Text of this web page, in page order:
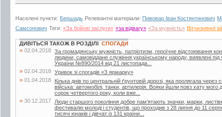
Населені пункти: Бершадь Релевантні матеріали: Пивовар Іван Костянтинович
Самсонович Теги: «За бойові заслуги» «за відвагу» «За мужність» Вітчизняної
ДИВІТЬСЯ ТАКОЖ В РОЗДІЛІ СПОГАДИ
» 02.04.2018 За громадянську мужність, патріотизм, героїчне відстоювання
людини, самовіддане служіння українському народу, виявлені
України №890/2014 від 21 листопада...
» 02.04.2018 Уривок зі спогадів «З ярмарку»
» 01.04.2018
Кілька днів по центральній ґрунтовій дорозі, яка пролягала
війська: автомобілі, танки, артилерія. Вояки йшли повз хату мого
сорок четвертого року, коли вже...
» 30.12.2017
Люди старшого покоління добре пам’ятають значки, марки,
фестивалю молоді і студентів, що проходив з 28 липня до 11
тисячі юнаків і дівчат із 131 країни...